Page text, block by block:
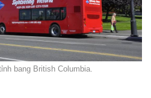
bang British Columbia.